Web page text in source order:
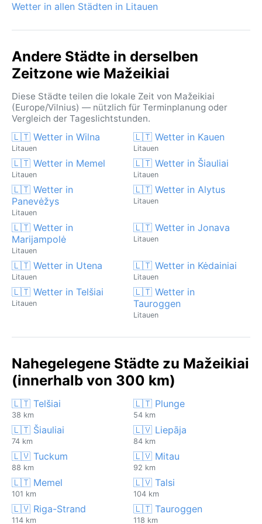
Wetter in allen Städten in Litauen
Andere Städte in derselben
Zeitzone wie Mažeikiai
Diese Städte teilen die lokale Zeit von Mažeikiai
(Europe/Vilnius) — nützlich für Terminplanung oder
Vergleich der Tageslichtstunden.
🇱🇹 Wetter in Wilna
Litauen
🇱🇹 Wetter in Kauen
Litauen
🇱🇹 Wetter in Memel
Litauen
🇱🇹 Wetter in Šiauliai
Litauen
🇱🇹 Wetter in
Panevėžys
Litauen
🇱🇹 Wetter in Alytus
Litauen
🇱🇹 Wetter in
Marijampolė
Litauen
🇱🇹 Wetter in Jonava
Litauen
🇱🇹 Wetter in Utena
Litauen
🇱🇹 Wetter in Kėdainiai
Litauen
🇱🇹 Wetter in Telšiai
Litauen
🇱🇹 Wetter in
Tauroggen
Litauen
Nahegelegene Städte zu Mažeikiai
(innerhalb von 300 km)
🇱🇹 Telšiai
38 km
🇱🇹 Plunge
54 km
🇱🇹 Šiauliai
74 km
🇱🇻 Liepāja
84 km
🇱🇻 Tuckum
88 km
🇱🇻 Mitau
92 km
🇱🇹 Memel
101 km
🇱🇻 Talsi
104 km
🇱🇻 Riga-Strand
114 km
🇱🇹 Tauroggen
118 km